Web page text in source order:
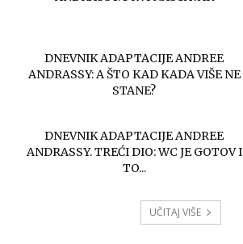
DNEVNIK ADAPTACIJE ANDREE
ANDRASSY: A ŠTO KAD KADA VIŠE NE
STANE?
DNEVNIK ADAPTACIJE ANDREE
ANDRASSY. TREĆI DIO: WC JE GOTOV I
TO...
UČITAJ VIŠE